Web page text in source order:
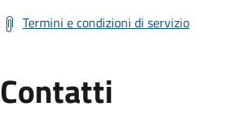
Termini e condizioni di servizio
Contatti